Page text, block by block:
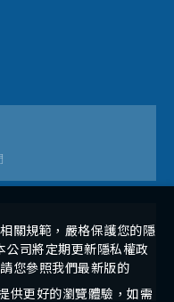
關規範，嚴格保護您的隱
公司將定期更新隱私權政
您參照我們最新版的
供更好的瀏覽體驗，如需